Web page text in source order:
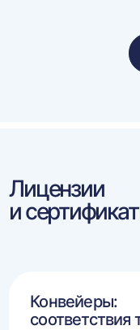
Лицензии
и
Конвейеры:
соответствия